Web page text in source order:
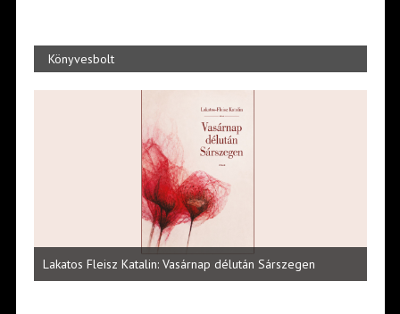
Könyvesbolt
Lakatos Fleisz Katalin: Vasárnap délután Sárszegen